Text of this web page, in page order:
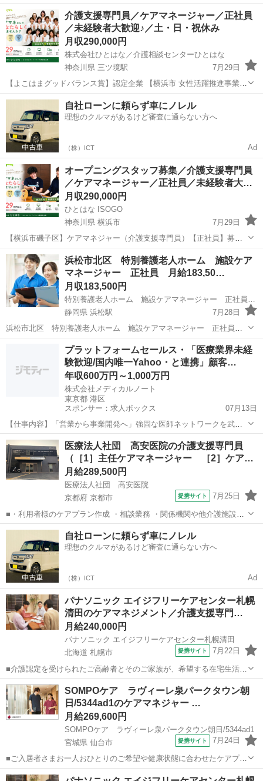
ンの作成をお願いします。 ・車椅子で生活される方に有効なリハビリ
は？ ・いろいろな症状をお持ちの方に合わせた食事は？ ・ご入居者さ
まが楽しめるレクリエーション...
宮城 仙台市 ケアマネージャー
介護支援専門員／ケアマネージャー／正社員
／未経験者大歓迎♪／土・日・祝休み
月収290,000円
株式会社ひとはな／介護相談センターひとはな
神奈川県 三ツ境駅
7月29日
【よこはまグッドバランス賞】認定企業 【横浜市 女性活躍推進事業】
事例企業 ✅福利厚生が充実 ✅残業なし ✅子育て両立 ✅未経験でも安心
充実の研修制度 ✅ケアマネ多数在籍 ✅ケアマネならではの手当も充...
神奈川 横浜市 三ツ境駅 ケアマネージャー
自社ローンに頼らず車にノレル
理想のクルマがあるけど審査に通らない方へ
（株）ICT Ad
オープニングスタッフ募集／介護支援専門員
／ケアマネージャー／正社員／未経験者大…
月収290,000円
ひとはな ISOGO
神奈川県 横浜市
7月29日
【横浜市磯子区】ケアマネジャー（介護支援専門員）【正社員】募集
★ 昇給・賞与あり★ 土日祝休★ 駅チカ徒歩2分★ 未経験者大歓迎★
充実の福利厚生で働きやすさ抜群です！ ＼★ケアマネジャー募集！★
／ ひとは...
神奈川 横浜市 ケアマネージャー 未経験
浜松市北区 特別養護老人ホーム 施設ケア
マネージャー 正社員 月給183,50…
月収183,500円
静岡県 浜松駅
7月28日
浜松市北区 特別養護老人ホーム 施設ケアマネージャー 正社員を
募集しております。 ◆仕事内容◆ 特別養護老人ホームでの介護支援専
門員となります 施設ケアマネージャー業務、相談員業務 ・ケアプラン
の作成、ＰＣ入力 ...
浜松駅 業務
プラットフォームセールス・「医療業界未経
験歓迎/国内唯一Yahoo・と連携」顧客…
年収600万円～1,000万円
株式会社メディカルノート
東京都 港区
スポンサー：求人ボックス
07月13日
【仕事内容】「営業から事業開発へ」強固な医師ネットワークを武器
に、医療業界のDXを推進する企画提案営業! 仕事内容: ・主な提案先
・クリニック・病院 ・製薬企業 ・医療関連企業 ・具体的な業務内容
・顧客課題のヒアリング・構造化...
正社員
医療法人社団 高安医院の介護支援専門員
（［1］主任ケアマネージャー ［2］ケア…
月給289,500円
医療法人社団 高安医院
京都府 京都市
提携サイト 7月25日
■・利用者様のケアプラン作成 ・相談業務 ・関係機関や他介護施設と
のサービス調整をお願いしています。 ■月給 ［1］主任：314,500円～
［2］289,500円～ ※基本給250,000円＋職能手当16,000円＋精勤手...
京都 京都市 ケアマネージャー
自社ローンに頼らず車にノレル
理想のクルマがあるけど審査に通らない方へ
（株）ICT Ad
パナソニック エイジフリーケアセンター札幌
清田のケアマネジメント／介護支援専門…
月給240,000円
パナソニック エイジフリーケアセンター札幌清田
北海道 札幌市
提携サイト 7月22日
■介護認定を受けられたご高齢者とそのご家族が、希望する在宅生活が
できるよう相談援助業務にて支援を行います。 【介護保険制度に基づ
いたケアマネジャー業務全般】 アセスメント・ケアプラン作成・サー
ビス調整・給付管理などの一連の業...
北海道 札幌市 ケアマネージャー
SOMPOケア ラヴィーレ泉パークタウン朝
日/5344ad1のケアマネジャー …
月給269,600円
SOMPOケア ラヴィーレ泉パークタウン朝日/5344ad1
宮城県 仙台市
提携サイト 7月24日
■ご入居者さまお一人おひとりのご希望や健康状態に合わせたケアプラ
ンの作成をお願いします。 ・車椅子で生活される方に有効なリハビリ
宮城 仙台市 ケアマネージャー